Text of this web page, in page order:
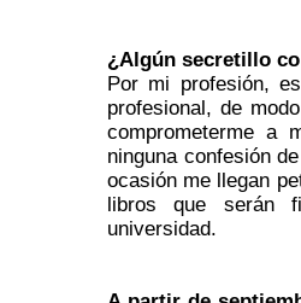
¿Algún secretillo
Por mi profesión,
profesional, de
comprometerme a
ninguna confesión
ocasión me llegan
libros que serán
universidad.